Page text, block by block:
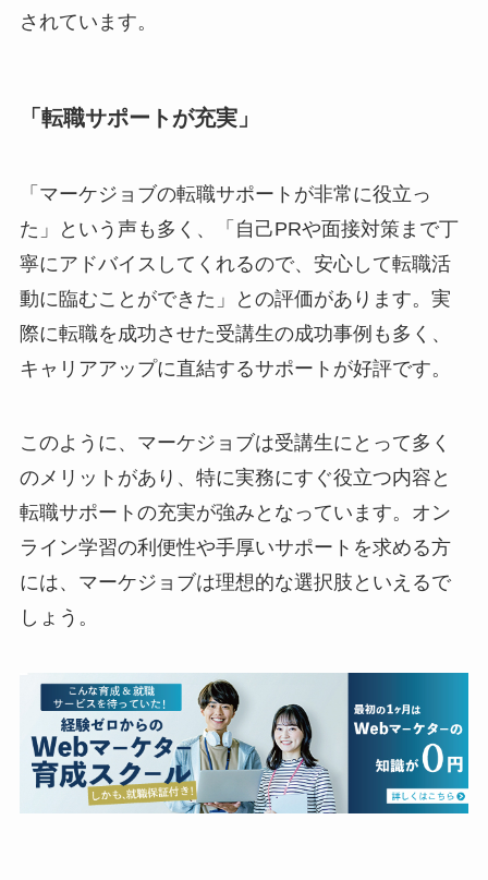
されています。
「転職サポートが充実」
「マーケジョブの転職サポートが非常に役立っ
た」という声も多く、「自己PRや面接対策まで丁
寧にアドバイスしてくれるので、安心して転職活
動に臨むことができた」との評価があります。実
際に転職を成功させた受講生の成功事例も多く、
キャリアアップに直結するサポートが好評です。
このように、マーケジョブは受講生にとって多く
のメリットがあり、特に実務にすぐ役立つ内容と
転職サポートの充実が強みとなっています。オン
ライン学習の利便性や手厚いサポートを求める方
には、マーケジョブは理想的な選択肢といえるで
しょう。